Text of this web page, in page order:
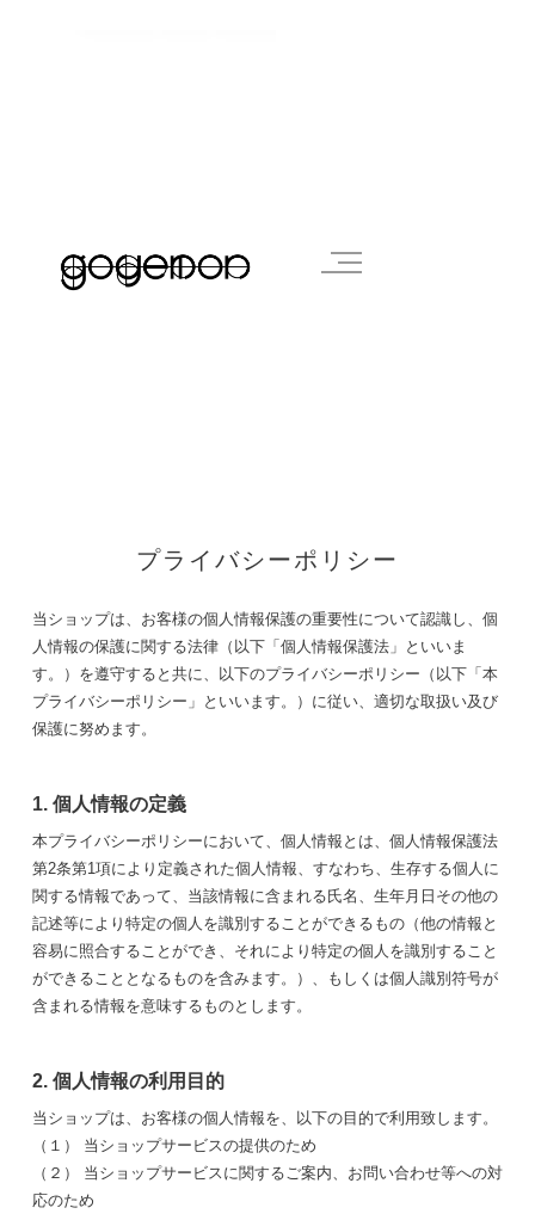
プライバシーポリシー
当ショップは、お客様の個人情報保護の重要性について認識し、個
人情報の保護に関する法律（以下「個人情報保護法」といいま
す。）を遵守すると共に、以下のプライバシーポリシー（以下「本
プライバシーポリシー」といいます。）に従い、適切な取扱い及び
保護に努めます。
1. 個人情報の定義
本プライバシーポリシーにおいて、個人情報とは、個人情報保護法
第2条第1項により定義された個人情報、すなわち、生存する個人に
関する情報であって、当該情報に含まれる氏名、生年月日その他の
記述等により特定の個人を識別することができるもの（他の情報と
容易に照合することができ、それにより特定の個人を識別すること
ができることとなるものを含みます。）、もしくは個人識別符号が
含まれる情報を意味するものとします。
2. 個人情報の利用目的
当ショップは、お客様の個人情報を、以下の目的で利用致します。
（１） 当ショップサービスの提供のため
（２） 当ショップサービスに関するご案内、お問い合わせ等への対
応のため